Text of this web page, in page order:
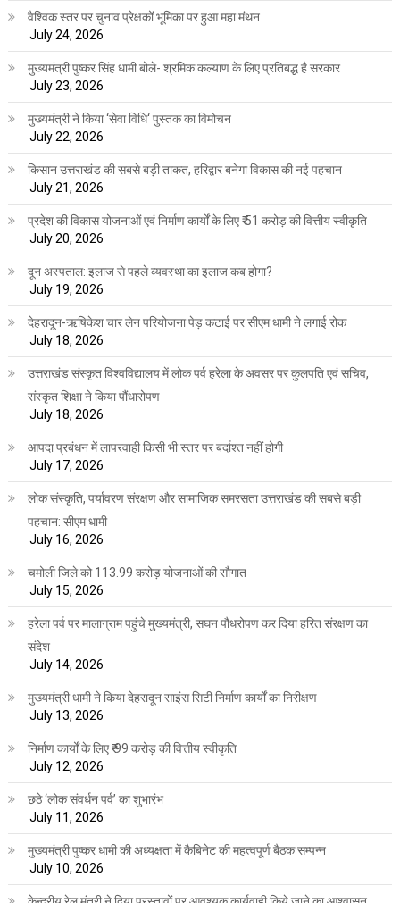
वैश्विक स्तर पर चुनाव प्रेक्षकों भूमिका पर हुआ महा मंथन
July 24, 2026
मुख्यमंत्री पुष्कर सिंह धामी बोले- श्रमिक कल्याण के लिए प्रतिबद्ध है सरकार
July 23, 2026
मुख्यमंत्री ने किया ‘सेवा विधि‘ पुस्तक का विमोचन
July 22, 2026
किसान उत्तराखंड की सबसे बड़ी ताकत, हरिद्वार बनेगा विकास की नई पहचान
July 21, 2026
प्रदेश की विकास योजनाओं एवं निर्माण कार्यों के लिए ₹ 51 करोड़ की वित्तीय स्वीकृति
July 20, 2026
दून अस्पताल: इलाज से पहले व्यवस्था का इलाज कब होगा?
July 19, 2026
देहरादून-ऋषिकेश चार लेन परियोजना पेड़ कटाई पर सीएम धामी ने लगाई रोक
July 18, 2026
उत्तराखंड संस्कृत विश्वविद्यालय में लोक पर्व हरेला के अवसर पर कुलपति एवं सचिव,
संस्कृत शिक्षा ने किया पौंधारोपण
July 18, 2026
आपदा प्रबंधन में लापरवाही किसी भी स्तर पर बर्दाश्त नहीं होगी
July 17, 2026
लोक संस्कृति, पर्यावरण संरक्षण और सामाजिक समरसता उत्तराखंड की सबसे बड़ी
पहचान: सीएम धामी
July 16, 2026
चमोली जिले को 113.99 करोड़ योजनाओं की सौगात
July 15, 2026
हरेला पर्व पर मालाग्राम पहुंचे मुख्यमंत्री, सघन पौधरोपण कर दिया हरित संरक्षण का
संदेश
July 14, 2026
मुख्यमंत्री धामी ने किया देहरादून साइंस सिटी निर्माण कार्यों का निरीक्षण
July 13, 2026
निर्माण कार्यों के लिए ₹ 99 करोड़ की वित्तीय स्वीकृति
July 12, 2026
छठे ‘लोक संवर्धन पर्व’ का शुभारंभ
July 11, 2026
मुख्यमंत्री पुष्कर धामी की अध्यक्षता में कैबिनेट की महत्वपूर्ण बैठक सम्पन्न
July 10, 2026